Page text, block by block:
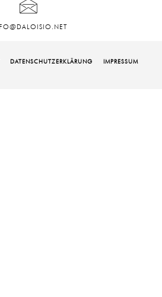
DATENSCHUTZ­ERKLÄRUNG IMPRESSUM